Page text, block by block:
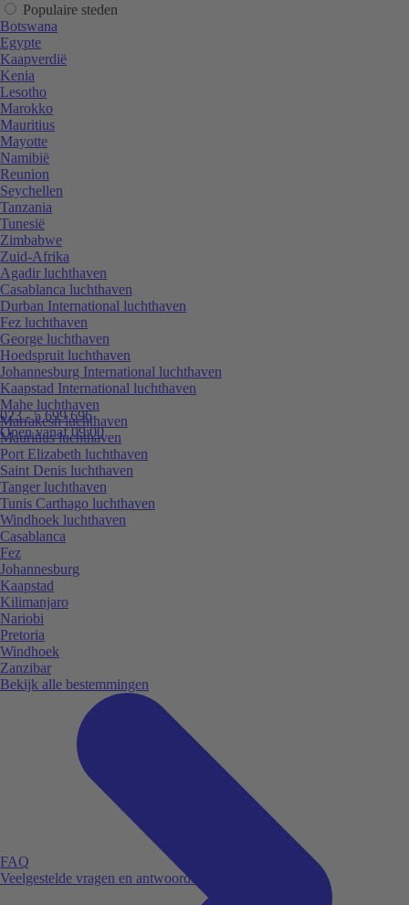
023 - 5 699 696
Open vanaf 09:00
FAQ
Veelgestelde vragen en antwoorden.
Populaire steden
Botswana
Egypte
Kaapverdië
Kenia
Lesotho
Marokko
Mauritius
Mayotte
Namibië
Reunion
Seychellen
Tanzania
Tunesië
Zimbabwe
Zuid-Afrika
Agadir luchthaven
Casablanca luchthaven
Durban International luchthaven
Fez luchthaven
George luchthaven
Hoedspruit luchthaven
Johannesburg International luchthaven
Kaapstad International luchthaven
Mahe luchthaven
Marrakesh luchthaven
Mauritius luchthaven
Port Elizabeth luchthaven
Saint Denis luchthaven
Tanger luchthaven
Tunis Carthago luchthaven
Windhoek luchthaven
Casablanca
Fez
Johannesburg
Kaapstad
Kilimanjaro
Nariobi
Pretoria
Windhoek
Zanzibar
Bekijk alle bestemmingen